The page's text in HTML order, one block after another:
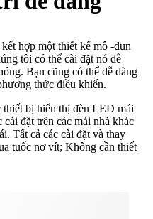
hợp một thiết kế mô -đun
tôi có thể cài đặt nó dễ
Bạn cũng có thể dễ dàng
thức điều khiển.
bị hiển thị đèn LED mái
đặt trên các mái nhà khác
Tất cả các cài đặt và thay
tuốc nơ vít; Không cần thiết